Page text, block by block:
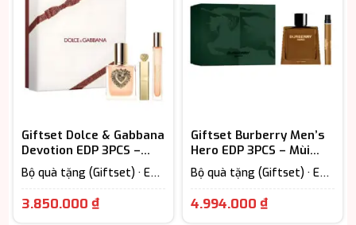
Giftset Dolce & Gabbana
Devotion EDP 3PCS –
Ngọt Ngào Cuốn Hút
Bộ quà tặng (Giftset) · EDP
hương từ 7-12h) · Fruity -
3.850.000₫
Giftset Burberry Men’s
Hero EDP 3PCS – Mùi
Hương Nam Tính Hiện
Đại
Bộ quà tặng (Giftset) · EDP
hương từ 7-12h) · Nước Hoa
4.994.000 ₫